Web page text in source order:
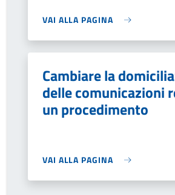
VAI ALLA PAGINA
Cambiare la
delle comunicazioni
un procedimento
VAI ALLA PAGINA